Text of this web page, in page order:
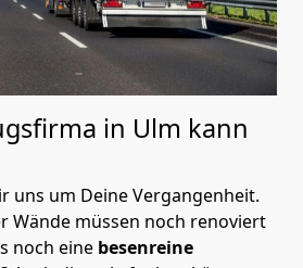
in Ulm kann
uns um Deine Vergangenheit.
Wände müssen noch renoviert
noch eine besenreine